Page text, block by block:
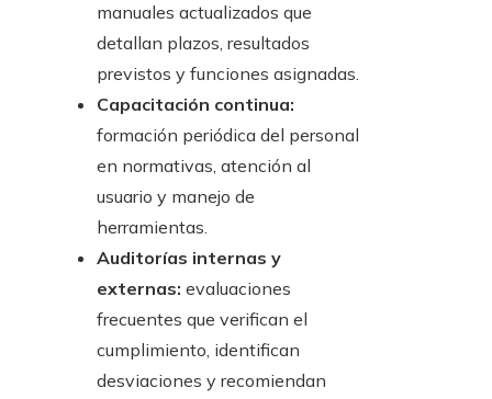
manuales actualizados que
detallan plazos, resultados
previstos y funciones asignadas.
Capacitación continua:
formación periódica del personal
en normativas, atención al
usuario y manejo de
herramientas.
Auditorías internas y
externas: evaluaciones
frecuentes que verifican el
cumplimiento, identifican
desviaciones y recomiendan